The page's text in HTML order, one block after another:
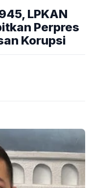
LPKAN
Perpres
Korupsi